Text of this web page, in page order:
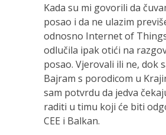
Kada su mi govorili da
posao i da ne ulazim
odnosno Internet of
odlučila ipak otići na
posao. Vjerovali ili ne, dok
Bajram s porodicom u
sam potvrdu da jedva
raditi u timu koji će biti
CEE i Balkan.